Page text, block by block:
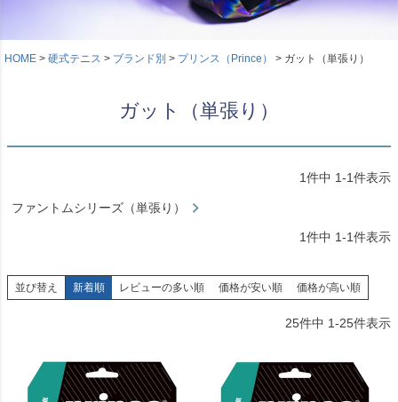
HOME 硬式テニス ブランド別 プリンス（Prince） ガット（単張り）
ガット（単張り）
1件中 1-1件表示
ファントムシリーズ（単張り）
1件中 1-1件表示
並び替え 新着順 レビューの多い順 価格が安い順 価格が高い順
25件中 1-25件表示